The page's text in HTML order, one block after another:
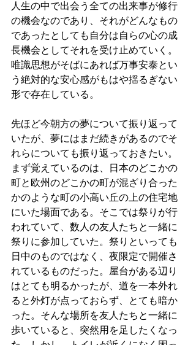
人生の中で出会う全ての出来事が修行
の機会なのであり、それがどんなもの
であったとしても自分は自らの心の成
長機会としてそれを受け止めていく。
唯識思想がそばにあれば万事安泰とい
う絶対的な安心感がもはや揺るぎない
形で存在している。
先ほど今朝方の夢について振り返って
いたが、夢にはまだ続きがあるのでそ
れらについても振り返っておきたい。
まず覚えているのは、日本のどこかの
町と欧州のどこかの町が混ざり合った
かのような町の小高い丘の上の住宅地
にいた場面である。そこでは祭りが行
われていて、数人の友人たちと一緒に
祭りに参加していた。祭りといっても
日中のものではなく、夜限定で開催さ
れているものだった。屋台がある辺り
はとても明るかったが、道を一本外れ
ると外灯が点っておらず、とても暗か
った。そんな場所を友人たちと一緒に
歩いていると、突然用を足したくなっ